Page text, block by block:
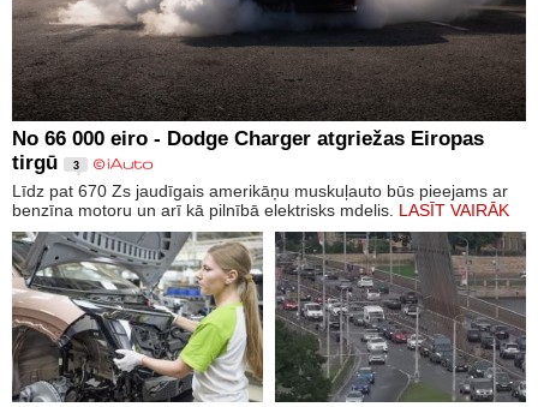
No 66 000 eiro - Dodge Charger atgriežas Eiropas
tirgū
3
Līdz pat 670 Zs jaudīgais amerikāņu muskuļauto būs pieejams ar
benzīna motoru un arī kā pilnībā elektrisks mdelis. LASĪT VAIRĀK